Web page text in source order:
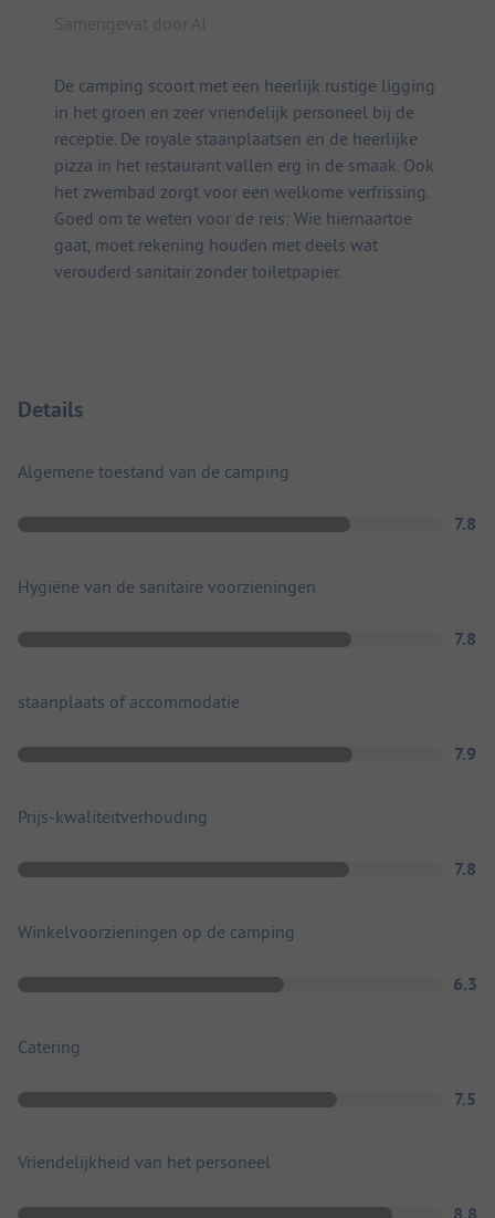
De camping scoort met een heerlijk rustige ligging
in het groen en zeer vriendelijk personeel bij de
receptie. De royale staanplaatsen en de heerlijke
pizza in het restaurant vallen erg in de smaak. Ook
het zwembad zorgt voor een welkome verfrissing.
Goed om te weten voor de reis: Wie hiernaartoe
gaat, moet rekening houden met deels wat
verouderd sanitair zonder toiletpapier.
Details
Algemene toestand van de camping
7.8
Hygiëne van de sanitaire voorzieningen
7.8
staanplaats of accommodatie
7.9
Prijs-kwaliteitverhouding
7.8
Winkelvoorzieningen op de camping
6.3
Catering
7.5
Vriendelijkheid van het personeel